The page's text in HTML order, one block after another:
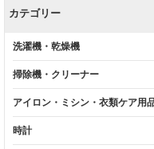
カテゴリー
洗濯機・乾燥機
掃除機・クリーナー
アイロン・ミシン・衣類ケア用
時計